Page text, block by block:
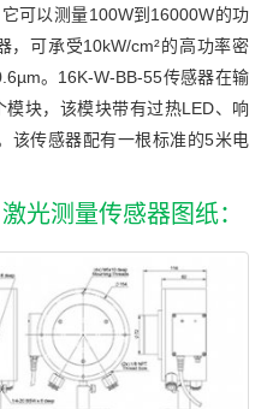
可以测量100W到16000W的功
，可承受10kW/cm²的高功率密
。16K-W-BB-55传感器在输
块，该模块带有过热LED、响
该传感器配有一根标准的5米电
光测量传感器图纸：